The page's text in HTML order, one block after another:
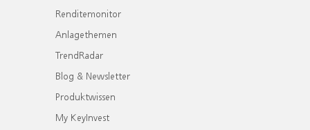
Renditemonitor
Anlagethemen
TrendRadar
Blog & Newsletter
Produktwissen
My KeyInvest